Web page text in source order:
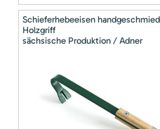
Schieferhebeeisen
Holzgriff
sächsische Produktion / Adner